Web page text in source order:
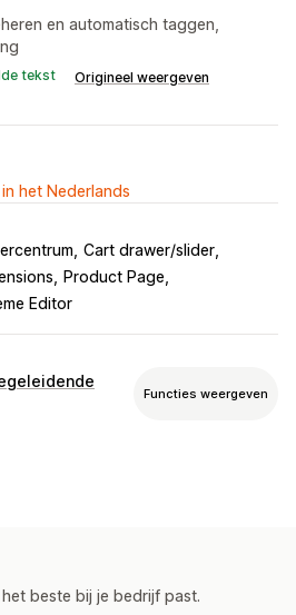
en automatisch taggen,
tekst Origineel weergeven
het Nederlands
Cart drawer/slider
Product Page
Editor
Functies weergeven
Meerdere talen
beste bij je bedrijf past.